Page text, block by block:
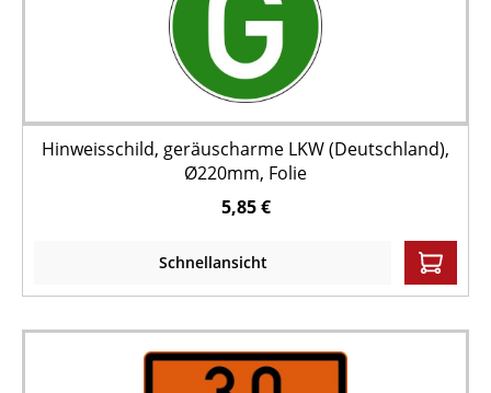
Hinweisschild, geräuscharme LKW (Deutschland),
Ø220mm, Folie
5,85 €
Schnellansicht